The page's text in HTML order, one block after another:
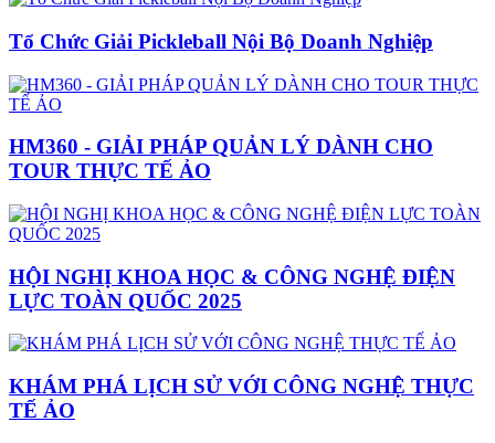
Tổ Chức Giải Pickleball Nội Bộ Doanh Nghiệp
HM360 - GIẢI PHÁP QUẢN LÝ DÀNH CHO
TOUR THỰC TẾ ẢO
HỘI NGHỊ KHOA HỌC & CÔNG NGHỆ ĐIỆN
LỰC TOÀN QUỐC 2025
KHÁM PHÁ LỊCH SỬ VỚI CÔNG NGHỆ THỰC
TẾ ẢO